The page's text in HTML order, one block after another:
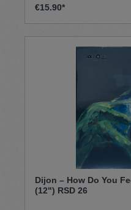
€15.90*
Dijon – How Do You Feel About Getting Married
(12") RSD 26